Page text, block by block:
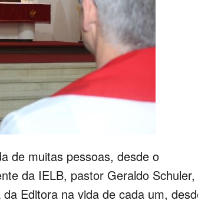
de muitas pessoas, desde o
da IELB, pastor Geraldo Schuler,
Editora na vida de cada um,